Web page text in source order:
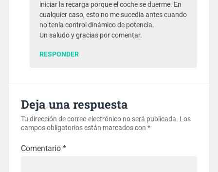
iniciar la recarga porque el coche se duerme. En
cualquier caso, esto no me sucedia antes cuando
no tenía control dinámico de potencia.
Un saludo y gracias por comentar.
RESPONDER
Deja una respuesta
Tu dirección de correo electrónico no será publicada. Los
campos obligatorios están marcados con *
Comentario *